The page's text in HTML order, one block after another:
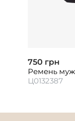
750 грн
Ремень
Ц0132387